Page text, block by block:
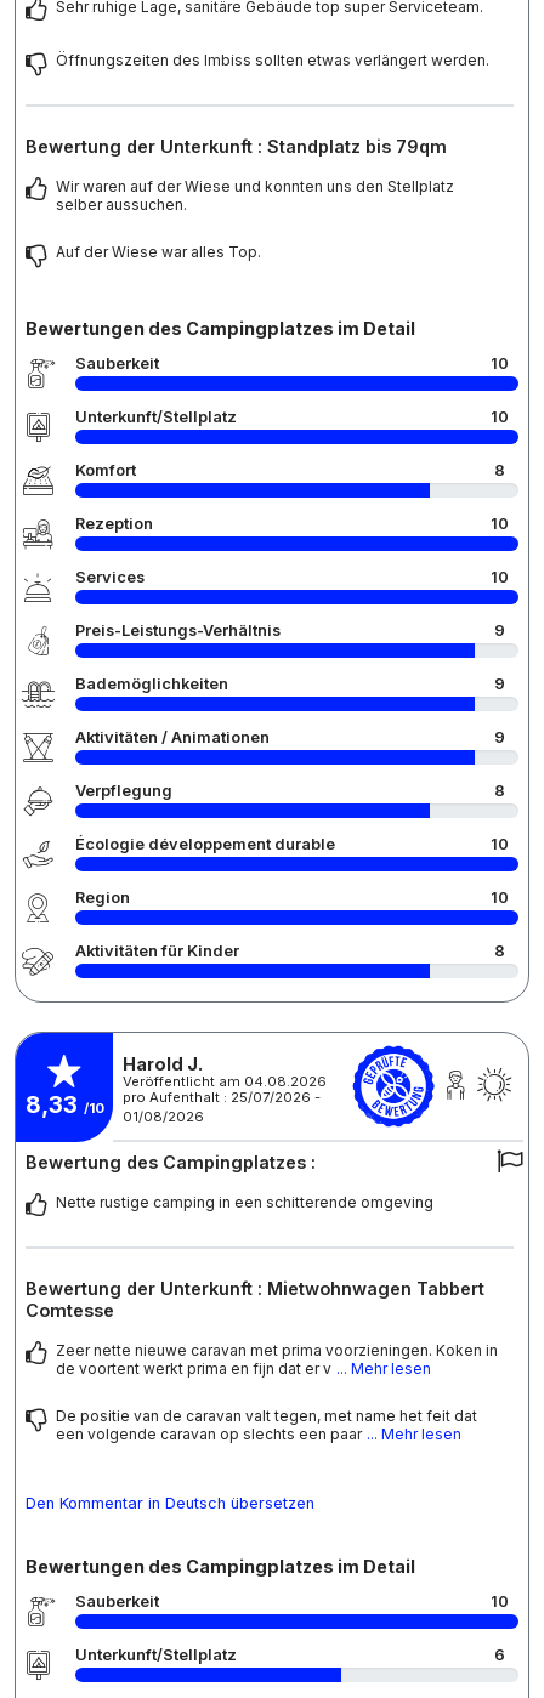
Sehr ruhige Lage, sanitäre Gebäude top super Serviceteam.
Öffnungszeiten des Imbiss sollten etwas verlängert werden.
Bewertung der Unterkunft : Standplatz bis 79qm
Wir waren auf der Wiese und konnten uns den Stellplatz
selber aussuchen.
Auf der Wiese war alles Top.
Bewertungen des Campingplatzes im Detail
Sauberkeit 10
Unterkunft/Stellplatz 10
Komfort 8
Rezeption 10
Services 10
Preis-Leistungs-Verhältnis 9
Bademöglichkeiten 9
Aktivitäten / Animationen 9
Verpflegung 8
Écologie développement durable 10
Region 10
Aktivitäten für Kinder 8
8,33 /10
Harold J.
Veröffentlicht am 04.08.2026
pro Aufenthalt : 25/07/2026 -
01/08/2026
Bewertung des Campingplatzes :
Nette rustige camping in een schitterende omgeving
Bewertung der Unterkunft : Mietwohnwagen Tabbert
Comtesse
Zeer nette nieuwe caravan met prima voorzieningen. Koken in
de voortent werkt prima en fijn dat er v ... Mehr lesen
De positie van de caravan valt tegen, met name het feit dat
een volgende caravan op slechts een paar ... Mehr lesen
Den Kommentar in Deutsch übersetzen
Bewertungen des Campingplatzes im Detail
Sauberkeit 10
Unterkunft/Stellplatz 6